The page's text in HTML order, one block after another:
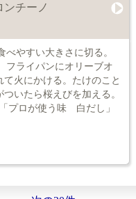
ンチーノ
やすい大きさに切る。
ライパンにオリーブオ
火にかける。たけのこと
いたら桜えびを加える。
プロが使う味 白だし」